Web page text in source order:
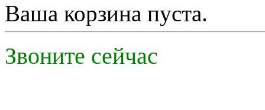
Ваша корзина пуста.
Звоните сейчас